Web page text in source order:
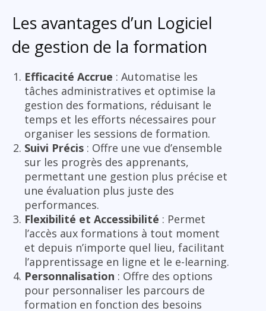
Les avantages d’un Logiciel
de gestion de la formation
Efficacité Accrue : Automatise les
tâches administratives et optimise la
gestion des formations, réduisant le
temps et les efforts nécessaires pour
organiser les sessions de formation.
Suivi Précis : Offre une vue d’ensemble
sur les progrès des apprenants,
permettant une gestion plus précise et
une évaluation plus juste des
performances.
Flexibilité et Accessibilité : Permet
l’accès aux formations à tout moment
et depuis n’importe quel lieu, facilitant
l’apprentissage en ligne et le e-learning.
Personnalisation : Offre des options
pour personnaliser les parcours de
formation en fonction des besoins